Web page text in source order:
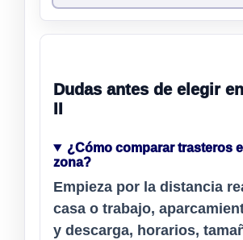
Dudas antes de elegir
II
¿Cómo comparar trasteros
zona?
Empieza por la distancia
casa o trabajo,
y descarga, horarios,